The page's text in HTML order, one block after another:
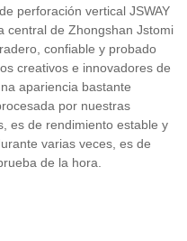
perforación vertical JSWAY
central de Zhongshan Jstomi
confiable y probado
creativos e innovadores de
apariencia bastante
por nuestras
es de rendimiento estable y
varias veces, es de
de la hora.